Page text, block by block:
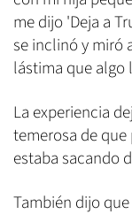
me dijo 'Deja a
se inclinó y miró
lástima que algo
La experiencia
temerosa de que
estaba sacando
También dijo